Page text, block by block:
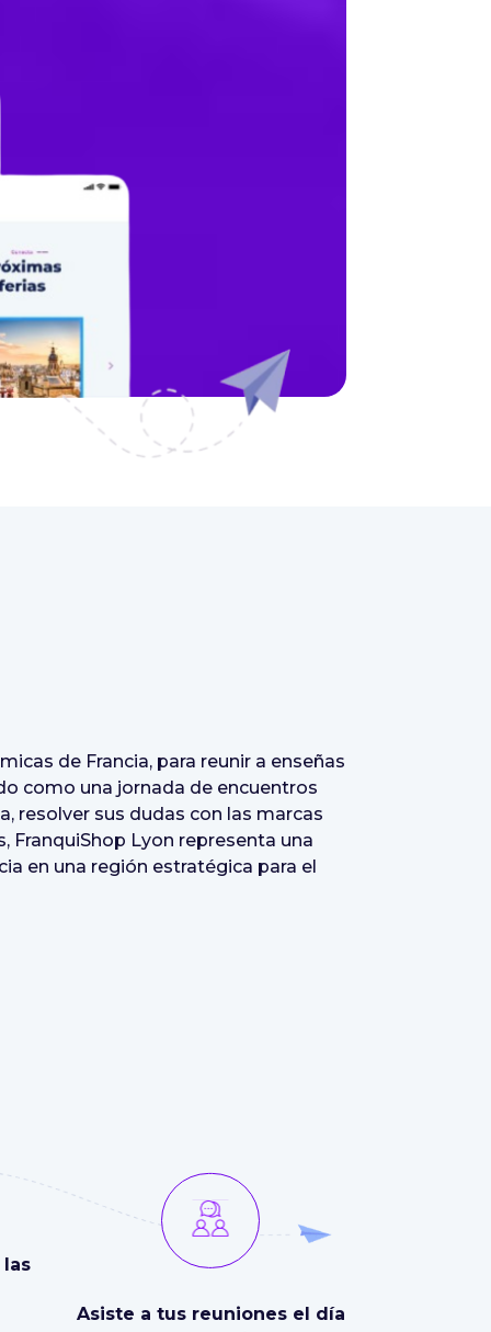
de Francia, para reunir a enseñas
como una jornada de encuentros
resolver sus dudas con las marcas
FranquiShop Lyon representa una
en una región estratégica para el
Asiste a tus reuniones el día